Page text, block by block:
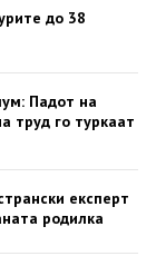
до 38
Падот на
труд го туркаат
експерт
родилка